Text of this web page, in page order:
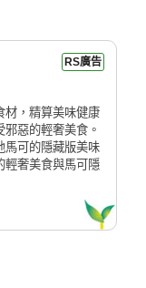
RS廣告
材，精算美味健康
惡的輕奢美食。
馬可的隱藏版美味
輕奢美食與馬可隱